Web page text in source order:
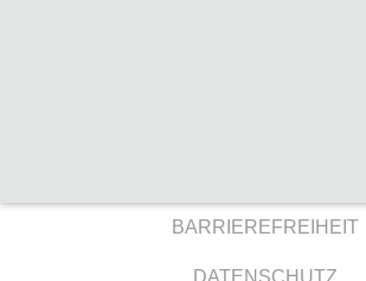
BARRIEREFREIHEIT
DATENSCHUTZ